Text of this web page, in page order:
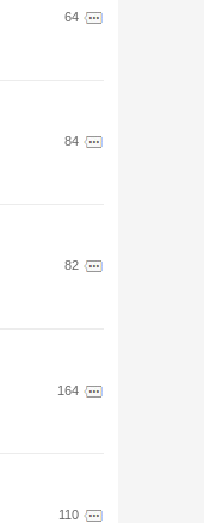
64
84
82
164
110